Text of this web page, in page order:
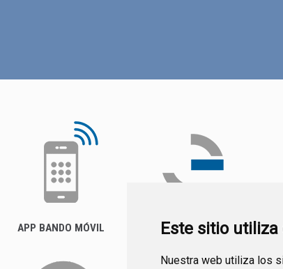
Este sitio
Nuestra web utiliza los
APP BANDO MÓVIL
FACTURA ELECTRÓNICA